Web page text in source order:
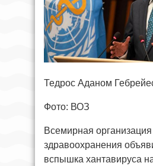
Тедрос Аданом
Фото: ВОЗ
Всемирная организация
здравоохранения
вспышка хантавируса